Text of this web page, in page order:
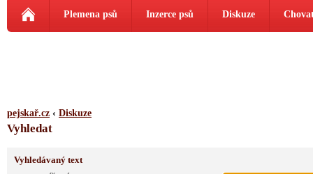
Plemena psů Inzerce psů Diskuze
pejskař.cz ‹ Diskuze
Vyhledat
Vyhledávaný text